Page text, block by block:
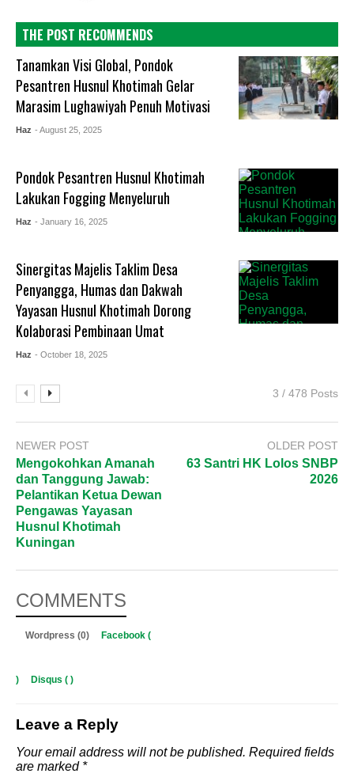
THE POST RECOMMENDS
Tanamkan Visi Global, Pondok
Pesantren Husnul Khotimah Gelar
Marasim Lughawiyah Penuh Motivasi
Haz - August 25, 2025
Pondok Pesantren Husnul Khotimah
Lakukan Fogging Menyeluruh
Haz - January 16, 2025
Sinergitas Majelis Taklim Desa
Penyangga, Humas dan Dakwah
Yayasan Husnul Khotimah Dorong
Kolaborasi Pembinaan Umat
Haz - October 18, 2025
3 / 478 Posts
NEWER POST
Mengokohkan Amanah
dan Tanggung Jawab:
Pelantikan Ketua Dewan
Pengawas Yayasan
Husnul Khotimah
Kuningan
OLDER POST
63 Santri HK Lolos SNBP
2026
COMMENTS
Wordpress (0) Facebook (
) Disqus ( )
Leave a Reply
Your email address will not be published. Required fields
are marked *